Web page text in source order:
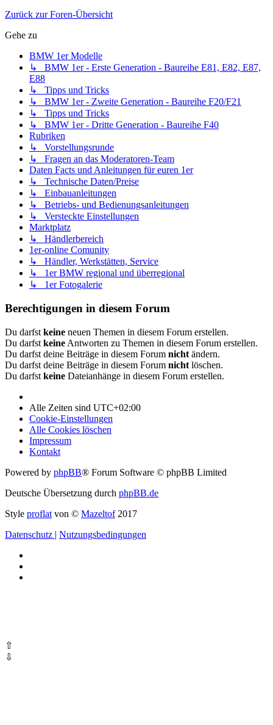
Zurück zur Foren-Übersicht
Gehe zu
BMW 1er Modelle
↳ BMW 1er - Erste Generation - Baureihe E81, E82, E87,
E88
↳ Tipps und Tricks
↳ BMW 1er - Zweite Generation - Baureihe F20/F21
↳ Tipps und Tricks
↳ BMW 1er - Dritte Generation - Baureihe F40
Rubriken
↳ Vorstellungsrunde
↳ Fragen an das Moderatoren-Team
Daten Facts und Anleitungen für euren 1er
↳ Technische Daten/Preise
↳ Einbauanleitungen
↳ Betriebs- und Bedienungsanleitungen
↳ Versteckte Einstellungen
Marktplatz
↳ Händlerbereich
1er-online Comunity
↳ Händler, Werkstätten, Service
↳ 1er BMW regional und überregional
↳ 1er Fotogalerie
Berechtigungen in diesem Forum
Du darfst keine neuen Themen in diesem Forum erstellen.
Du darfst keine Antworten zu Themen in diesem Forum erstellen.
Du darfst deine Beiträge in diesem Forum nicht ändern.
Du darfst deine Beiträge in diesem Forum nicht löschen.
Du darfst keine Dateianhänge in diesem Forum erstellen.
Alle Zeiten sind UTC+02:00
Cookie-Einstellungen
Alle Cookies löschen
Impressum
Kontakt
Powered by phpBB® Forum Software © phpBB Limited
Deutsche Übersetzung durch phpBB.de
Style proflat von © Mazeltof2017
Datenschutz | Nutzungsbedingungen
⇧
⇩